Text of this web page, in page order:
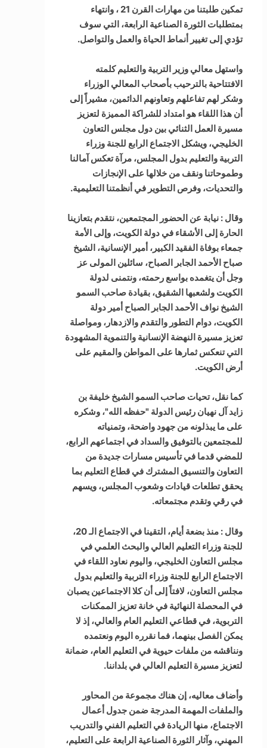
تمكين طلبتنا من مهارات القرن 21 ، وانتهاء
بمتطلبات الثورة الصناعية الرابعة، التي سوف
تؤدي إلى تغيير أنماط الحياة والعمل والتواصل.
واستهل معالي وزير التربية والتعليم كلمته
الافتتاحية بالترحيب بأصحاب المعالي الوزراء
وشكر لهم تفاعلهم وتعاونهم الدائمين، مشيراً إلى
أن هذا اللقاء هو امتداد للشراكة المميزة لتعزيز
مسيرة العمل الثنائي بين دول مجلس التعاون
الخليجي، ويشكل الاجتماع الرابع للجنة وزراء
التربية والتعليم بدول المجلس، مرآة تعكس آمالنا
وطموحاتنا ونقف من خلالها على الإنجازات
والتحديات، وفرص التطوير في أنظمتنا التعليمية.
وقال : نيابة عن الحضور المجتمعين، نتقدم بتعازينا
الحارة إلى الأشقاء في دولة الكويت، وإلى الأمة
جمعاء بوفاة الفقيد الكبير، أمير الإنسانية، الشيخ
صباح الأحمد الجابر الصباح، سائلين المولى عز
وجل أن يتغمده بواسع رحمته، ونتمنى لدولة
الكويت ولشعبها الشقيق، بقيادة صاحب السمو
الشيخ نواف الأحمد الجابر الصباح أمير دولة
الكويت، دوام التطور والتقدم والازدهار، ومواصلة
تعزيز مسيرة النهضة الإنسانية والتنموية المشهودة
التي تنعكس ثمارها على المواطن والمقيم على
أرض الكويت.
كما نقل، تحيات صاحب السمو الشيخ خليفة بن
زايد آل نهيان رئيس الدولة "حفظه الله"، وشكره
على ما يبذلونه من جهود واضحة، وتمنياته
للمجتمعين بالتوفيق والسداد في اجتماعهم الرابع،
للمضي قدما في تأسيس مسارات جديدة من
التعاون والتنسيق المشترك في قطاع التعليم بما
يحقق تطلعات قيادات وشعوب المجلس، ويسهم
في رقي وتقدم مجتمعاته.
وقال : منذ بضعة أيام، التقينا في الاجتماع الـ 20،
للجنة وزراء التعليم العالي والبحث العلمي في
مجلس التعاون الخليجي، واليوم نعاود اللقاء في
الاجتماع الرابع للجنة وزراء التربية والتعليم بدول
مجلس التعاون، لافتاً إلى أن كلا الاجتماعين يصبان
في المحصلة النهائية في خانة تعزيز الممكنات
التربوية، في قطاعي التعليم العام والعالي، إذ لا
يمكن الفصل بينهما، فما نقرره اليوم ونعتمده
ونناقشه من ملفات حيوية في التعليم العام، ضمانة
لتعزيز مسيرة التعليم العالي في بلداننا.
وأضاف معاليه، إن هناك مجموعة من المحاور
والملفات المهمة المدرجة ضمن جدول أعمال
الاجتماع، منها الريادة في التعليم الفني والتدريب
المهني، وآثار الثورة الصناعية الرابعة على التعليم،